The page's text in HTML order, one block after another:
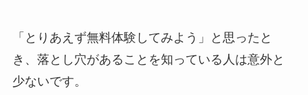
「とりあえず無料体験してみよう」と思ったと
き、落とし穴があることを知っている人は意外と
少ないです。